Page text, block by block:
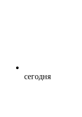
сегодня